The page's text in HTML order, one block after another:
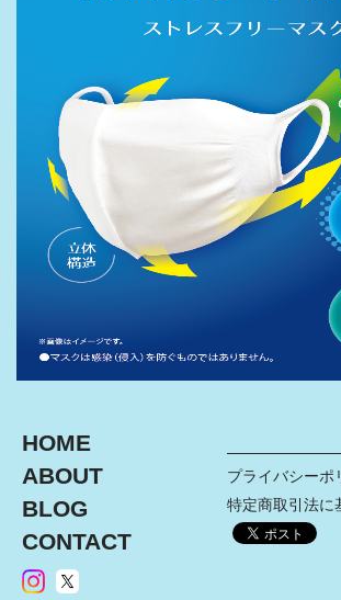
HOME
ABOUT
BLOG
CONTACT
プライバシーポ
特定商取引法に